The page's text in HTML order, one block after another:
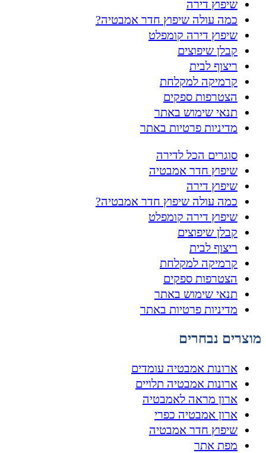
שיפוץ דירה
כמה עולה שיפוץ חדר אמבטיה?
שיפוץ דירה קומפלט
קבלן שיפוצים
ריצוף לבית
קרמיקה למקלחת
הצטרפות ספקים
תנאי שימוש באתר
מדיניות פרטיות באתר
סוגרים הכל לדירה
שיפוץ חדר אמבטיה
שיפוץ דירה
כמה עולה שיפוץ חדר אמבטיה?
שיפוץ דירה קומפלט
קבלן שיפוצים
ריצוף לבית
קרמיקה למקלחת
הצטרפות ספקים
תנאי שימוש באתר
מדיניות פרטיות באתר
מוצרים נבחרים
ארונות אמבטיה עומדים
ארונות אמבטיה תלויים
ארון מראה לאמבטיה
ארון אמבטיה כפרי
שיפוץ חדר אמבטיה
מפת אתר